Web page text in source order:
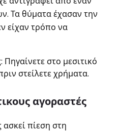
Τα θύματα έχασαν την
είχαν τρόπο να
στο μεσιτικό
στείλετε χρήματα.
αγοραστές
πίεση στη